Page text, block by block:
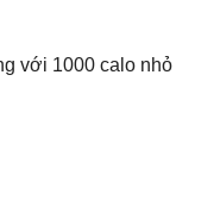
với 1000 calo nhỏ